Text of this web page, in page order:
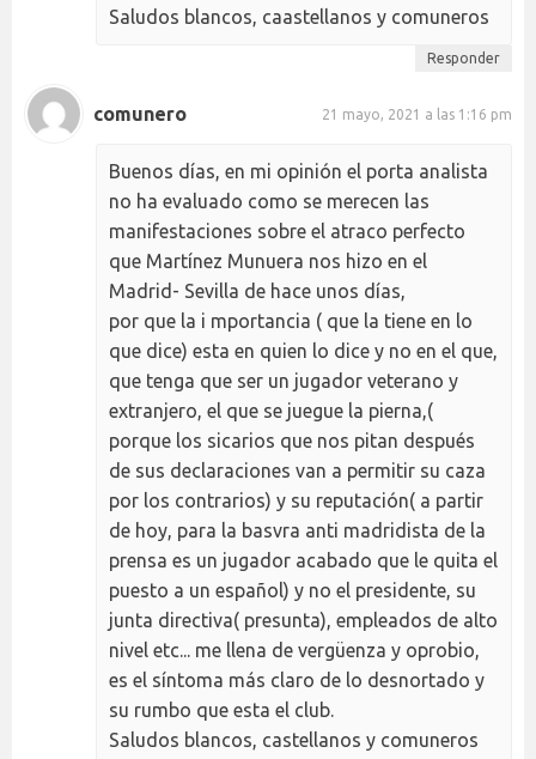
Saludos blancos, caastellanos y comuneros
Responder
comunero 21 mayo, 2021 a las 1:16 pm
Buenos días, en mi opinión el porta analista
no ha evaluado como se merecen las
manifestaciones sobre el atraco perfecto
que Martínez Munuera nos hizo en el
Madrid- Sevilla de hace unos días,
por que la i mportancia ( que la tiene en lo
que dice) esta en quien lo dice y no en el que,
que tenga que ser un jugador veterano y
extranjero, el que se juegue la pierna,(
porque los sicarios que nos pitan después
de sus declaraciones van a permitir su caza
por los contrarios) y su reputación( a partir
de hoy, para la basvra anti madridista de la
prensa es un jugador acabado que le quita el
puesto a un español) y no el presidente, su
junta directiva( presunta), empleados de alto
nivel etc... me llena de vergüenza y oprobio,
es el síntoma más claro de lo desnortado y
su rumbo que esta el club.
Saludos blancos, castellanos y comuneros